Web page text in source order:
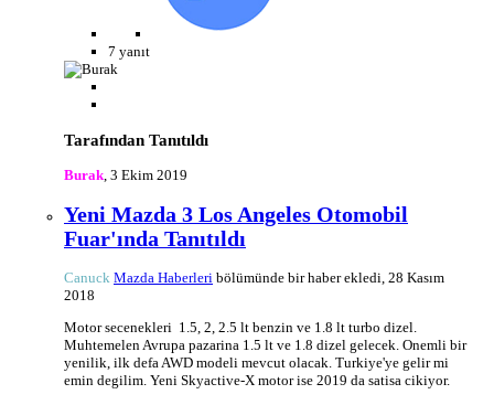
7 yanıt
Tarafından Tanıtıldı
Burak, 3 Ekim 2019
Yeni Mazda 3 Los Angeles Otomobil
Fuar'ında Tanıtıldı
Canuck Mazda Haberleri bölümünde bir haber ekledi, 28 Kasım
2018
Motor secenekleri 1.5, 2, 2.5 lt benzin ve 1.8 lt turbo dizel.
Muhtemelen Avrupa pazarina 1.5 lt ve 1.8 dizel gelecek. Onemli bir
yenilik, ilk defa AWD modeli mevcut olacak. Turkiye'ye gelir mi
emin degilim. Yeni Skyactive-X motor ise 2019 da satisa cikiyor.